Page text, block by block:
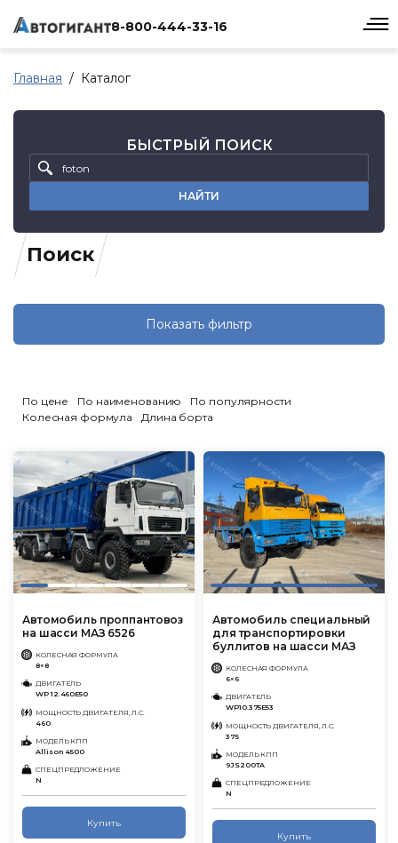
8-800-444-33-16
Главная Каталог
Поиск
БЫСТРЫЙ ПОИСК
НАЙТИ
Показать фильтр
По цене По наименованию
По популярности
Колесная формула
Длина борта
Автомобиль проппантовоз
на шасси МАЗ 6526
КОЛЕСНАЯ ФОРМУЛА
8×8
ДВИГАТЕЛЬ
WP 12.460Е50
МОЩНОСТЬ ДВИГАТЕЛЯ, Л.С.
460
МОДЕЛЬ КПП
Allison 4500
СПЕЦПРЕДЛОЖЕНИЕ
N
Купить
Автомобиль специальный
для транспортировки
буллитов на шасси МАЗ
КОЛЕСНАЯ ФОРМУЛА
6×6
ДВИГАТЕЛЬ
WP10.375E53
МОЩНОСТЬ ДВИГАТЕЛЯ, Л.С.
375
МОДЕЛЬ КПП
9JS200TA
СПЕЦПРЕДЛОЖЕНИЕ
N
Купить